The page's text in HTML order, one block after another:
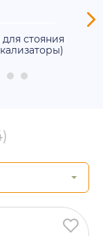
стояния